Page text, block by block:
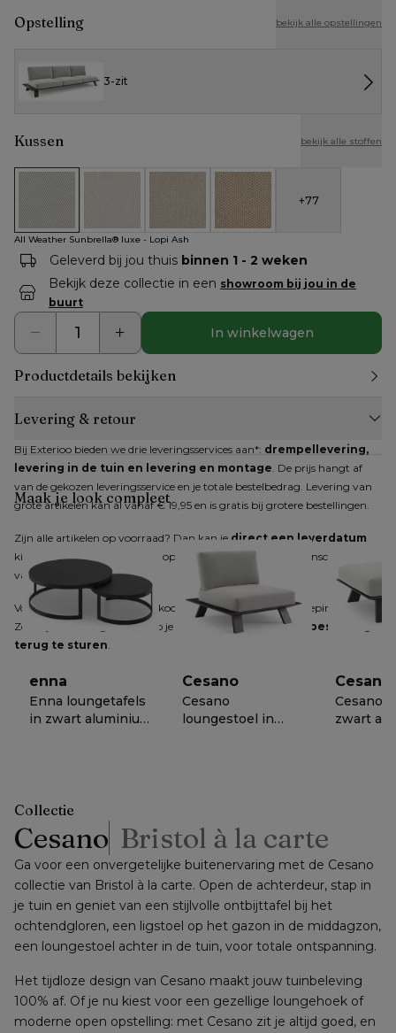
Opstelling bekijk alle opstellingen
3-zit
Kussen bekijk alle stoffen
All Weather Sunbrella® luxe - Lopi Ash
All Weather Cosytica - Althea Off White
All Weather Cosytica - Althea Chalk
All Weather Cosytica - Althea
+77
All Weather Sunbrella® luxe - Lopi Ash
Geleverd bij jou thuis binnen 1 - 2 weken
Bekijk deze collectie in een showroom bij jou in de
buurt
In winkelwagen
Productdetails bekijken
Levering & retour
Bij Exterioo bieden we drie leveringsservices aan*: drempellevering,
levering in de tuin en levering en montage. De prijs hangt af
van de gekozen leveringsservice en je totale bestelbedrag. Levering van
grote artikelen kan al vanaf € 19,95 en is gratis bij grotere bestellingen.
Zijn alle artikelen op voorraad? Dan kan je direct een leverdatum
kiezen. Zijn niet alle artikelen op voorraad, dan krijg je een inschatting
van de verwachte levertijd.
Voor producten die online gekocht worden, geldt het herroepingsrecht.
Zodra je dit hebt gemeld, heb je
14 dagen de tijd om je bestelling
terug te sturen.
Maak je look compleet
enna
Enna loungetafels
in zwart aluminium
Cesano
Cesano
loungestoel in
Cesano
Cesano
zwart
Collectie
Cesano Bristol à la carte
Ga voor een onvergetelijke buitenervaring met de Cesano
collectie van Bristol à la carte. Open de achterdeur, stap in
je tuin en geniet van een stijlvolle ontbijttafel bij het
ochtendgloren, een ligstoel op het gazon in de middagzon,
een loungestoel achter in de tuin, voor totale ontspanning.
Het tijdloze design van Cesano maakt jouw tuinbeleving
100% af. Of je nu kiest voor een gezellige loungehoek of
moderne open opstelling: met Cesano zit je altijd goed, en